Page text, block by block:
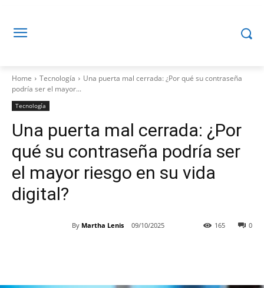
Home Tecnología
Una puerta mal cerrada: ¿Por qué su contraseña
podría ser el mayor...
Tecnología
Una puerta mal cerrada: ¿Por
qué su contraseña podría ser
el mayor riesgo en su vida
digital?
By Martha Lenis 09/10/2025 0
165